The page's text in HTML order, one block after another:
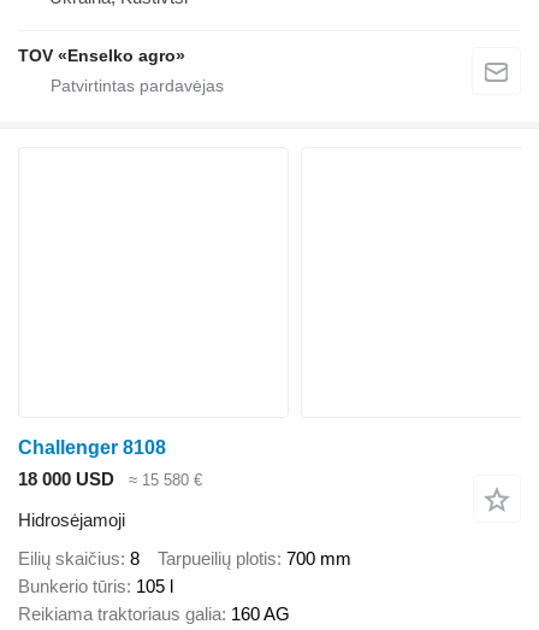
TOV «Enselko agro»
Challenger 8108
18 000 USD
≈ 15 580 €
Hidrosėjamoji
Eilių skaičius 8 Tarpueilių plotis 700 mm
Bunkerio tūris 105 l
Reikiama traktoriaus galia 160 AG